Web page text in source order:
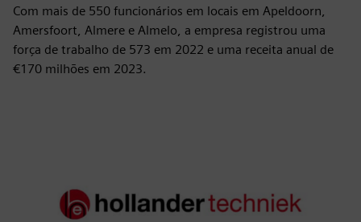
Com mais de 550 funcionários em locais em Apeldoorn,
Amersfoort, Almere e Almelo, a empresa registrou uma
força de trabalho de 573 em 2022 e uma receita anual de
€170 milhões em 2023.